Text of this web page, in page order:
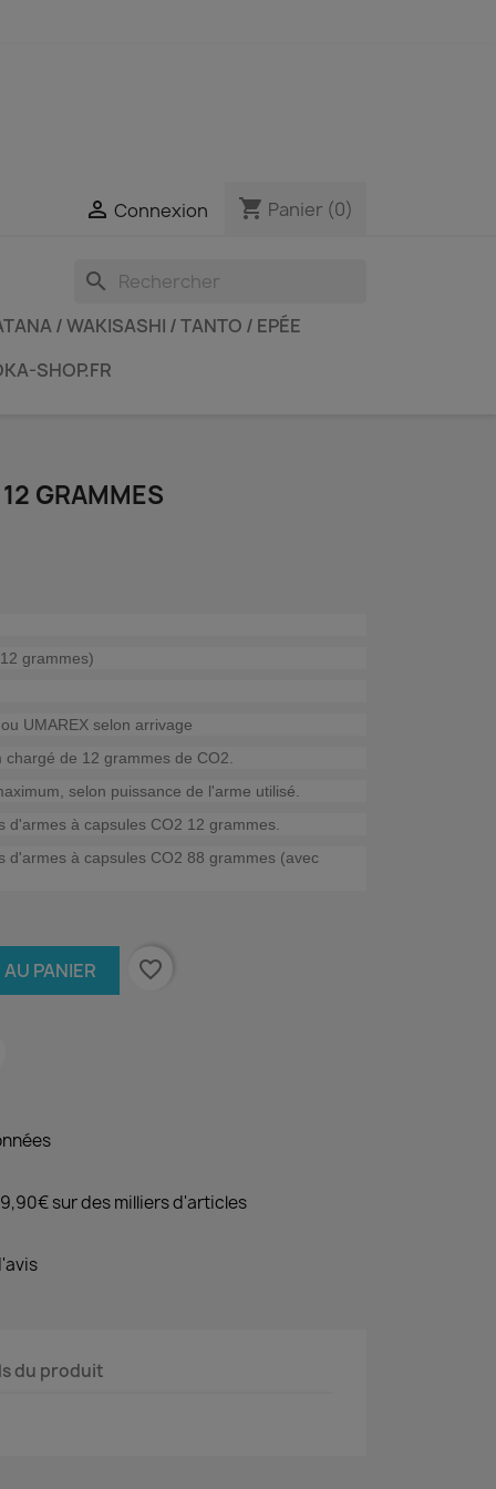
 Connexion shopping_cart Panier (0)
search
/ WAKISASHI / TANTO / EPÉE
SHOP.FR
GRAMMES
grammes)
UMAREX selon arrivage
de 12 grammes de CO2.
selon puissance de l'arme utilisé.
d'armes à capsules CO2 12 grammes.
d'armes à capsules CO2 88 grammes (avec
AU PANIER favorite_border
sur des milliers d'articles
du produit